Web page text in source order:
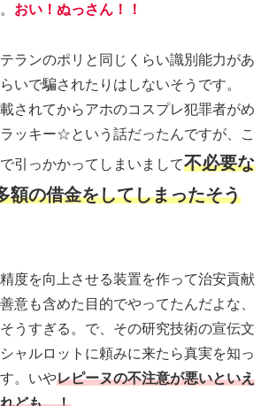
おい！ぬっさん！！
ランのポリと同じくらい識別能力があ
いで騙されたりはしないそうです。
されてからアホのコスプレ犯罪者がめ
ッキー☆という話だったんですが、こ
引っかかってしまいまして不必要な
額の借金をしてしまったそう
度を向上させる装置を作って治安貢献
意も含めた目的でやってたんだよな、
うすぎる。で、その研究技術の宣伝文
ャルロットに頼みに来たら真実を知っ
。いやレピーヌの不注意が悪いといえ